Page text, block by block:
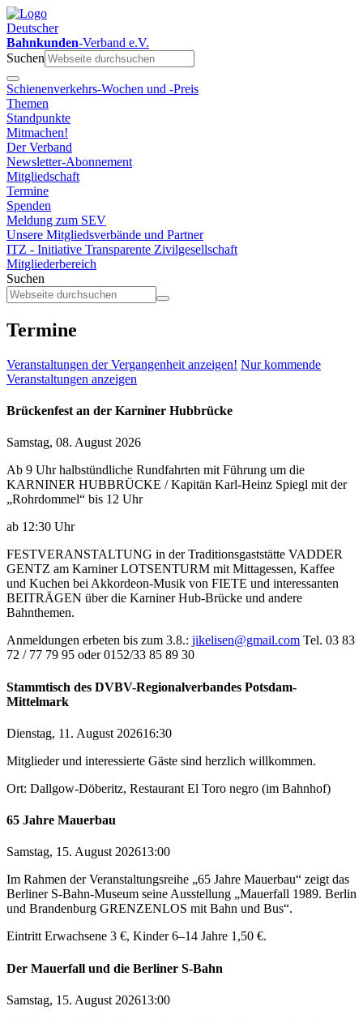
Deutscher
Bahnkunden-Verband e.V.
Suchen
Schienenverkehrs-Wochen und -Preis
Themen
Standpunkte
Mitmachen!
Der Verband
Newsletter-Abonnement
Mitgliedschaft
Termine
Spenden
Meldung zum SEV
Unsere Mitgliedsverbände und Partner
ITZ - Initiative Transparente Zivilgesellschaft
Mitgliederbereich
Suchen
Termine
Veranstaltungen der Vergangenheit anzeigen! Nur kommende
Veranstaltungen anzeigen
Brückenfest an der Karniner Hubbrücke
Samstag, 08. August 2026
Ab 9 Uhr halbstündliche Rundfahrten mit Führung um die
KARNINER HUBBRÜCKE / Kapitän Karl-Heinz Spiegl mit der
„Rohrdommel“ bis 12 Uhr
ab 12:30 Uhr
FESTVERANSTALTUNG in der Traditionsgaststätte VADDER
GENTZ am Karniner LOTSENTURM mit Mittagessen, Kaffee
und Kuchen bei Akkordeon-Musik von FIETE und interessanten
BEITRÄGEN über die Karniner Hub-Brücke und andere
Bahnthemen.
Anmeldungen erbeten bis zum 3.8.: jikelisen@gmail.com Tel. 03 83
72 / 77 79 95 oder 0152/33 85 89 30
Stammtisch des DVBV-Regionalverbandes Potsdam-
Mittelmark
Dienstag, 11. August 202616:30
Mitglieder und interessierte Gäste sind herzlich willkommen.
Ort: Dallgow-Döberitz, Restaurant El Toro negro (im Bahnhof)
65 Jahre Mauerbau
Samstag, 15. August 202613:00
Im Rahmen der Veranstaltungsreihe „65 Jahre Mauerbau“ zeigt das
Berliner S-Bahn-Museum seine Ausstellung „Mauerfall 1989. Berlin
und Brandenburg GRENZENLOS mit Bahn und Bus“.
Eintritt Erwachsene 3 €, Kinder 6–14 Jahre 1,50 €.
Der Mauerfall und die Berliner S-Bahn
Samstag, 15. August 202613:00